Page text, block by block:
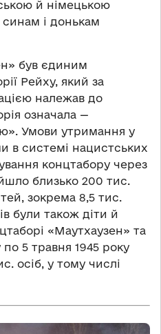
й німецькою
синам і донькам
був єдиним
Рейху, який за
належав до
означала —
Умови утримання у
в системі нацистських
концтабору через
близько 200 тис.
зокрема 8,5 тис.
були також діти й
«Маутхаузен» та
по 5 травня 1945 року
осіб, у тому числі